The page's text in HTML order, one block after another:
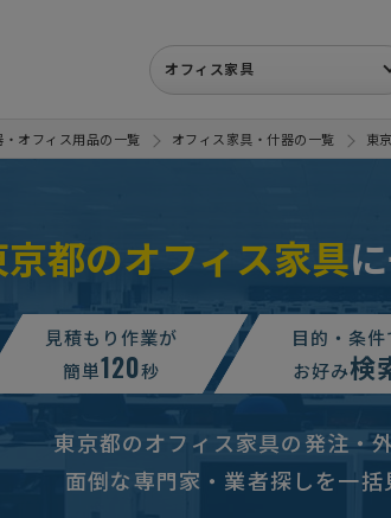
オフィス家具
・オフィス用品の一覧 オフィス家具・什器の一覧 東
都のオフィス家具
見積もり作業が
簡単120秒
目的・条件
お好み検
東京都のオフィス家具の発注・
面倒な専門家・業者探しを一括
】の見積もり依頼 予算上限なし 東京都
器・什器・オフィス家具の見積もり依頼
ス家具の見積もり依頼 予算上限なし 東京都
レンタル什器（机・椅子）】の見積もり依頼 予